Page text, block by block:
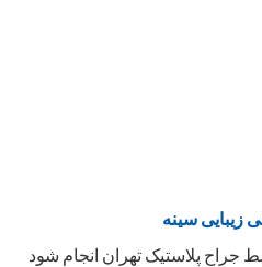
زیبایی سینه
جراح پلاستیک تهران انجام شود